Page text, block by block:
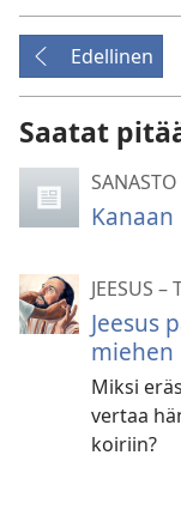
Edellinen
Saatat
SANASTO
Kanaan
JEESUS –
Jeesus
miehen
Miksi
vertaa
koiriin?